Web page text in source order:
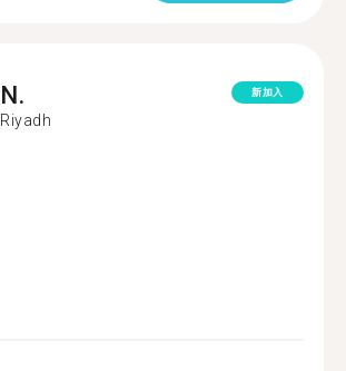
N.
Riyadh
新加入